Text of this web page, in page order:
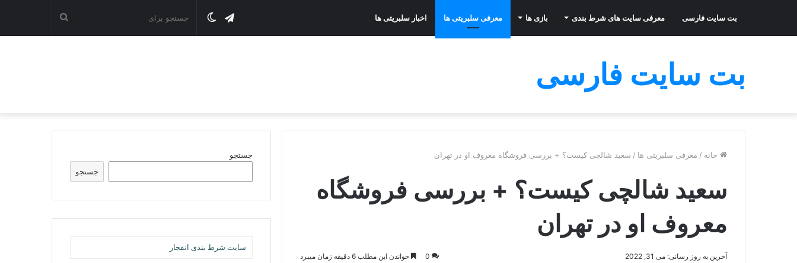
بت سایت فارسی معرفی سایت های شرط بندی بازی ها معرفی سلبریتی ها اخبار سلبریتی ها جستجو تغییرتلگرام
بت سایت فارسی
خانه / معرفی سلبریتی ها / سعید شالچی کیست؟ + بررسی فروشگاه معروف او در تهران
سعید شالچی کیست؟ + بررسی فروشگاه
معروف او در تهران
آخرین به روز رسانی: می 31, 2022 0 خواندن این مطلب 6 دقیقه زمان میبرد
جستجو
جستجو
سایت شرط بندی انفجار